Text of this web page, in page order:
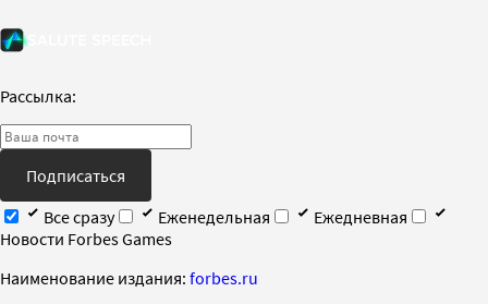
Рассылка:
Подписаться
Все сразу
Еженедельная
Ежедневная
Новости Forbes Games
Наименование издания: forbes.ru